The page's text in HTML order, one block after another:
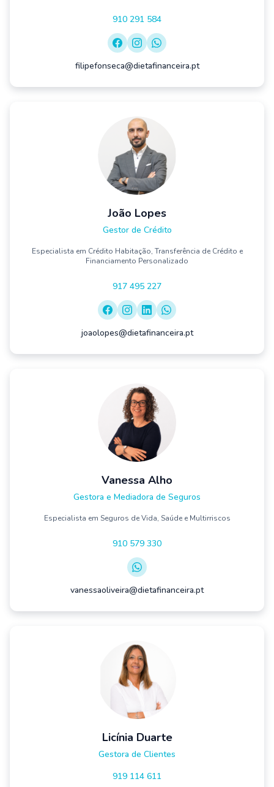
910 291 584
filipefonseca@dietafinanceira.pt
João Lopes
Gestor de Crédito
Especialista em Crédito Habitação, Transferência de Crédito e
Financiamento Personalizado
917 495 227
joaolopes@dietafinanceira.pt
Vanessa Alho
Gestora e Mediadora de Seguros
Especialista em Seguros de Vida, Saúde e Multirriscos
910 579 330
vanessaoliveira@dietafinanceira.pt
Licínia Duarte
Gestora de Clientes
919 114 611